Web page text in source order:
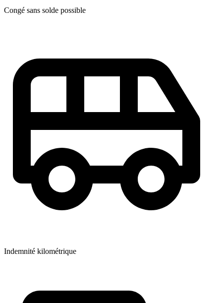
Congé sans solde possible
Indemnité kilométrique